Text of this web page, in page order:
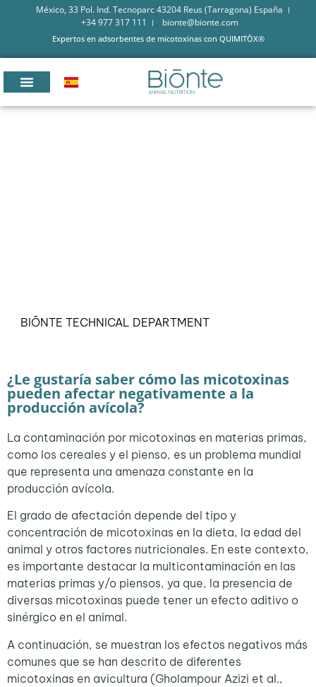
México, 33 Pol. Ind. Tecnoparc 43204 Reus (Tarragona) España
+34 977 317 111
bionte@bionte.com
Expertos en adsorbentes de micotoxinas con QUIMITŌX®
BIŌNTE TECHNICAL DEPARTMENT
¿Le gustaría saber cómo las micotoxinas
pueden afectar negativamente a la
producción avícola?
La contaminación por micotoxinas en materias primas,
como los cereales y el pienso, es un problema mundial
que representa una amenaza constante en la
producción avícola.
El grado de afectación depende del tipo y
concentración de micotoxinas en la dieta, la edad del
animal y otros factores nutricionales. En este contexto,
es importante destacar la multicontaminación en las
materias primas y/o piensos, ya que, la presencia de
diversas micotoxinas puede tener un efecto aditivo o
sinérgico en el animal.
A continuación, se muestran los efectos negativos más
comunes que se han descrito de diferentes
micotoxinas en avicultura (Gholampour Azizi et al.,